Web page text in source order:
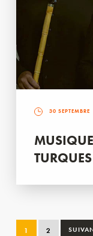
30 SEPTEMBRE
1 2